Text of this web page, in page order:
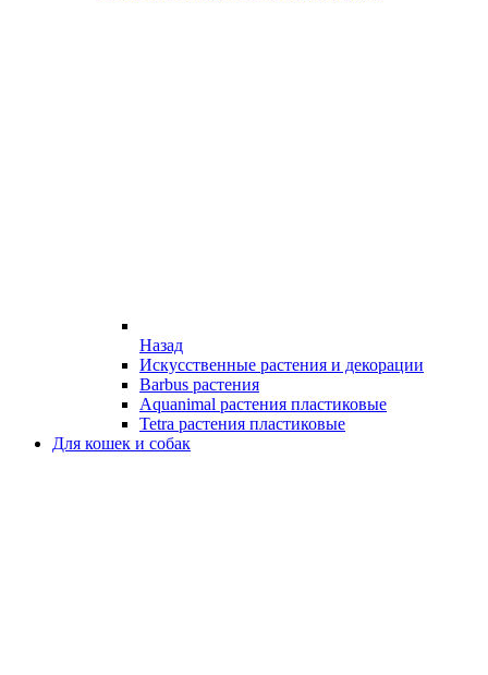
Назад
Искусственные растения и декорации
Barbus растения
Aquanimal растения пластиковые
Tetra растения пластиковые
Для кошек и собак